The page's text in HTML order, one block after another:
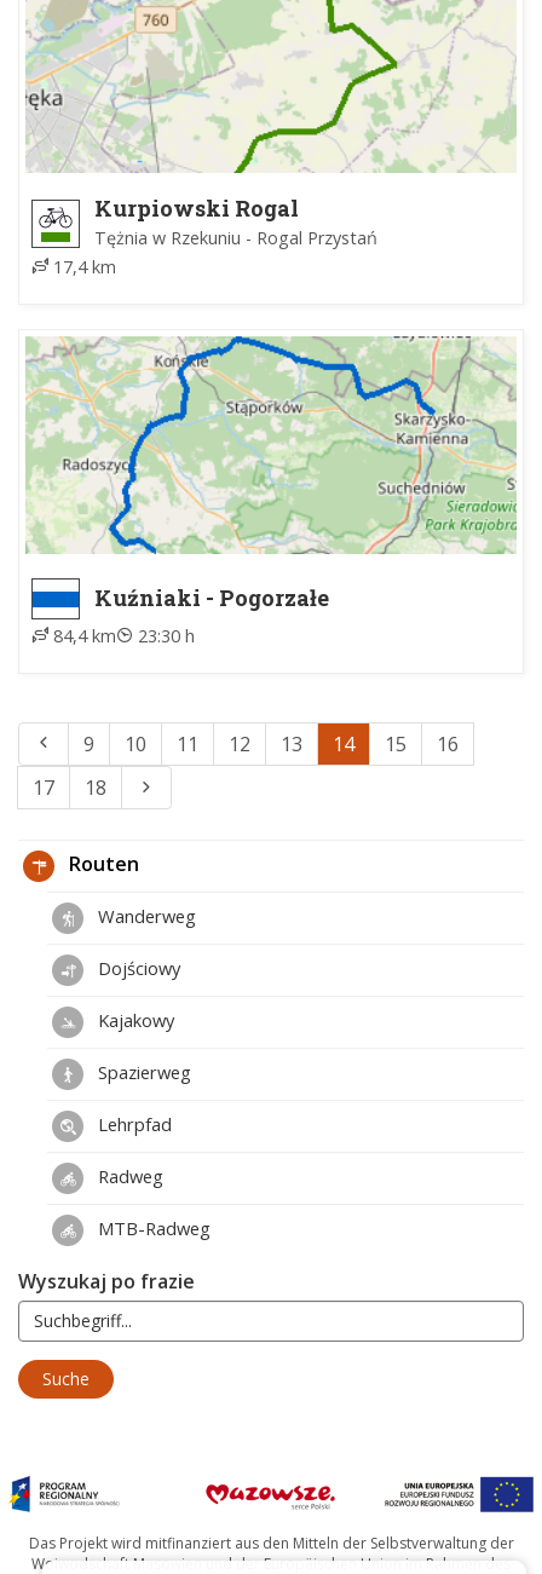
Kurpiowski Rogal
Tężnia w Rzekuniu - Rogal Przystań
17,4 km
Kuźniaki - Pogorzałe
84,4 km 23:30 h
9 10 11 12 13 14 15
16
17
18
Routen
Wanderweg
Dojściowy
Kajakowy
Spazierweg
Lehrpfad
Radweg
MTB-Radweg
Wyszukaj po frazie
Das Projekt wird mitfinanziert aus den Mitteln der Selbstverwaltung der
Woiwodschaft Masowien und der Europäischen Union im Rahmen des